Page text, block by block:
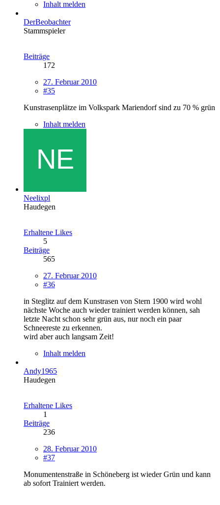
Inhalt melden
DerBeobachter
Stammspieler
Beiträge
172
27. Februar 2010
#35
Kunstrasenplätze im Volkspark Mariendorf sind zu 70 % grün
Inhalt melden
Neelixpl
Haudegen
Erhaltene Likes
5
Beiträge
565
27. Februar 2010
#36
in Steglitz auf dem Kunstrasen von Stern 1900 wird wohl
nächste Woche auch wieder trainiert werden können, sah
letzte Nacht schon sehr grün aus, nur noch ein paar
Schneereste zu erkennen.
wird aber auch langsam Zeit!
Inhalt melden
Andy1965
Haudegen
Erhaltene Likes
1
Beiträge
236
28. Februar 2010
#37
Monumentenstraße in Schöneberg ist wieder Grün und kann
ab sofort Trainiert werden.